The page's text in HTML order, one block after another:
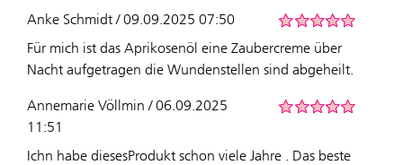
Anke Schmidt / 09.09.2025 07:50
Für mich ist das Aprikosenöl eine Zaubercreme über
Nacht aufgetragen die Wundenstellen sind abgeheilt.
Annemarie Völlmin / 06.09.2025
11:51
Ichn habe diesesProdukt schon viele Jahre . Das beste